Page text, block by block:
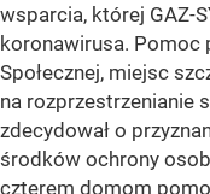
wsparcia, której GAZ-
koronawirusa. Pomoc
Społecznej, miejsc
na rozprzestrzenianie
zdecydował o
środków ochrony
czterem domom